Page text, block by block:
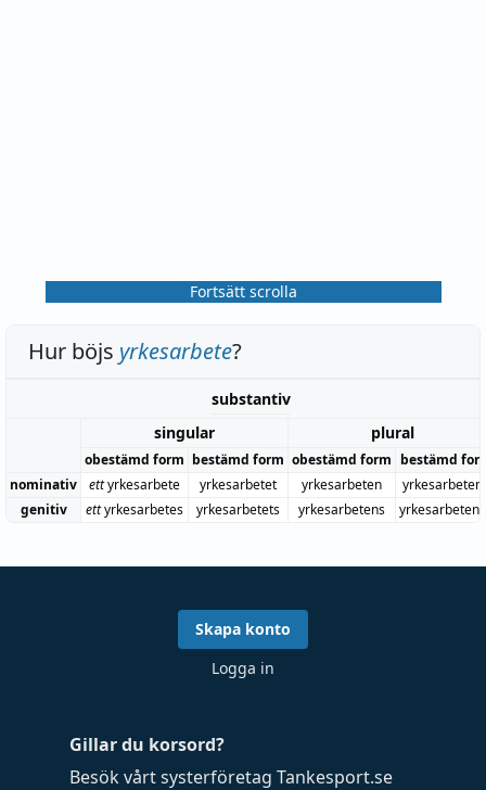
Fortsätt scrolla
Hur böjs yrkesarbete?
substantiv
singular
plural
obestämd form bestämd form obestämd form bestämd
nominativ
ettyrkesarbete yrkesarbetet yrkesarbeten
genitiv
ettyrkesarbetes yrkesarbetets yrkesarbetens
Gillar du korsord?
Besök vårt systerföretag Tankesport.se
Skapa konto
Logga in